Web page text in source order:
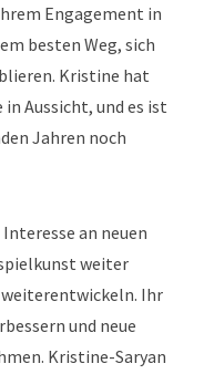
Engagement in
besten Weg, sich
Kristine hat
Aussicht, und es ist
Jahren noch
an neuen
weiter
Ihr
und neue
Kristine-Saryan